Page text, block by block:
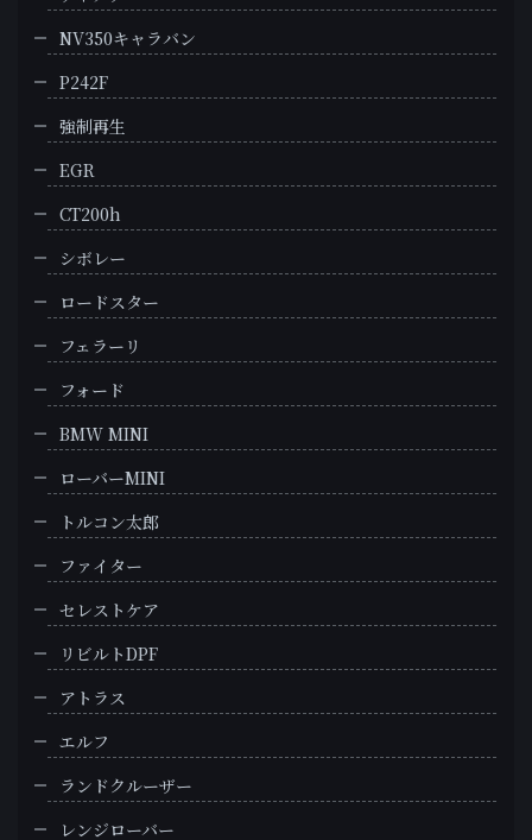
NV350キャラバン
P242F
強制再生
EGR
CT200h
シボレー
ロードスター
フェラーリ
フォード
BMW MINI
ローバーMINI
トルコン太郎
ファイター
セレストケア
リビルトDPF
アトラス
エルフ
ランドクルーザー
レンジローバー